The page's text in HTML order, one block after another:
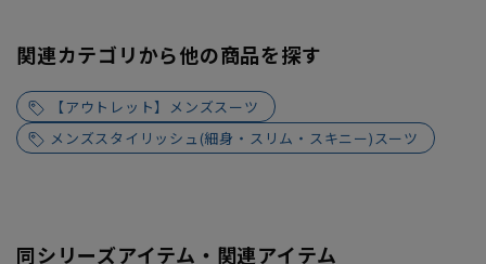
関連カテゴリから他の商品を探す
【アウトレット】メンズスーツ
メンズスタイリッシュ(細身・スリム・スキニー)スーツ
同シリーズアイテム・関連アイテム